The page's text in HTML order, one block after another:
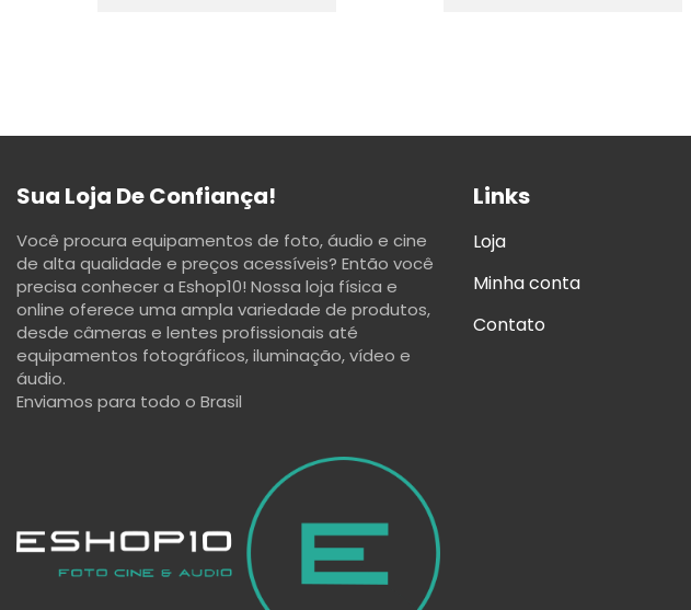
Sua Loja De Confiança!
Você procura equipamentos de foto, áudio e cine
de alta qualidade e preços acessíveis? Então você
precisa conhecer a Eshop10! Nossa loja física e
online oferece uma ampla variedade de produtos,
desde câmeras e lentes profissionais até
equipamentos fotográficos, iluminação, vídeo e
áudio.
Enviamos para todo o Brasil
Links
Loja
Minha conta
Contato